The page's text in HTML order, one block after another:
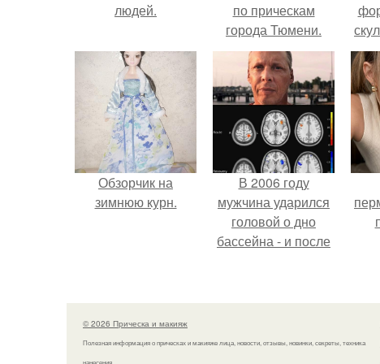
людей.
по прическам
города Тюмени.
Обзорчик на
зимнюю курн.
В 2006 году
мужчина ударился
головой о дно
бассейна - и после
странным образом.
© 2026 Прическа и макияж
Полезная информация о прическах и макияже лица, новости, отзывы, новинки, секреты, техника
нанесения